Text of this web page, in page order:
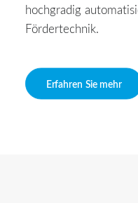
hochgradig
Fördertechnik.
Erfahren Sie mehr